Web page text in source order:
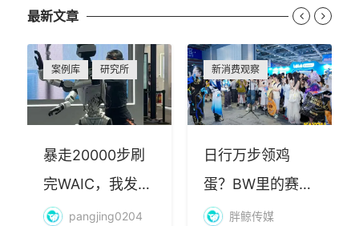
最新文章
案例库 研究所
暴走20000步刷
完WAIC，我发现
AI最赚钱的不是
pangjing0204
新消费观察
日行万步领鸡
蛋？BW里的赛博
朝圣，藏着品牌
胖鲸传媒
 